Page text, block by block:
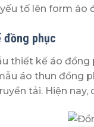
tố lên form áo
đồng phục
thiết kế áo đồng
áo thun đồng
tải. Hiện